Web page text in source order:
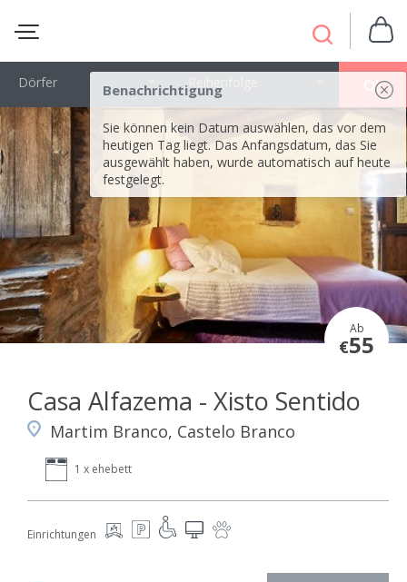
Benachrichtigung
Sie können kein Datum auswählen, das vor dem
heutigen Tag liegt. Das Anfangsdatum, das Sie
ausgewählt haben, wurde automatisch auf heute
festgelegt.
OK
Dörfer
Ab
€55
Casa Alfazema - Xisto Sentido
Martim Branco, Castelo Branco
1 x ehebett
Einrichtungen